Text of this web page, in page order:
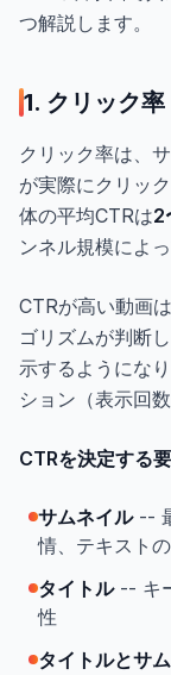
つ解説します。
1. クリック
クリック率は、
が実際にクリッ
体の平均CTRは2
ンネル規模によ
CTRが高い動画
ゴリズムが判断
示するようにな
ション（表示回
CTRを決定する
サムネイル--
情、テキスト
タイトル-- キ
性
タイトルとサ